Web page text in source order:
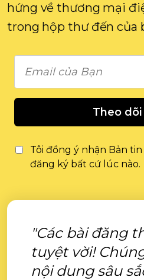
hứng về thương mại
trong hộp thư đến của
Theo
Tôi đồng ý nhận Bản
đăng ký bất cứ lúc nào.
"Các bài đăng
tuyệt vời!
nội dung sâu